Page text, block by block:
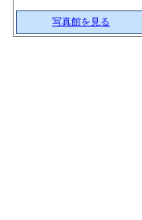
写真館を見る